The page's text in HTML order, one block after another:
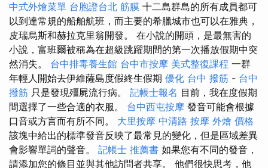
中式外燴菜單 台胞證台北 筋膜 十二島群島的所有成員都可
以到達常規的船舶航班，而主要的希臘城市也可以在雅典，
皮瑞烏斯和赫拉克里翁開發。 在小說的開頭，是最無害的
小說，富班爾被稱為在超級跳躍期間的第一次播放假期中突
然消失。 台中排毒養生館 台中市按摩 美式整復課程 一群
年輕人開始去伊維薩島度假終生假期 優化 台中 撥筋 - 台中
撥筋 只是發現殭屍流行病。 記帳士報名 目前，我在度假期
間選擇了一些合適的衣服。 台中西屯按摩 發音可能會根據
口音或方言而有所不同。 大里按摩 中清路 按摩 外燴 價格
該塊中給出的標準發音反映了最常見的變化，但是區域差異
會影響單詞的聲音。 記帳士 推薦書 如果您有不同的發音，
請添加您的條目​​並與其他訪問者共享。 他們很快思考，他